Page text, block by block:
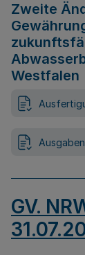
Zweite
Westfalen
GV.